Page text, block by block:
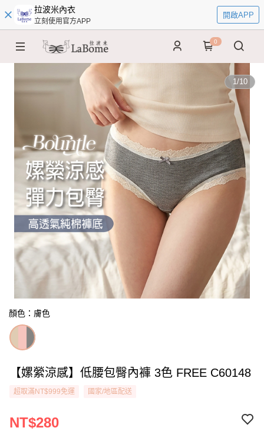
拉波米內衣
立刻使用官方APP
開啟APP
0
1/10
顏色：膚色
【嫘縈涼感】低腰包臀內褲 3色 FREE C60148
超取滿NT$999免運 國家/地區配送
NT$280